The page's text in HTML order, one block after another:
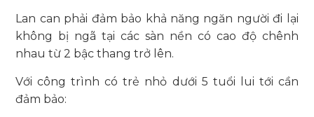
Lan can phải đảm bảo khả năng ngăn người đi lại
không bị ngã tại các sàn nền có cao độ chênh
nhau từ 2 bậc thang trở lên.
Với công trình có trẻ nhỏ dưới 5 tuổi lui tới cần
đảm bảo: